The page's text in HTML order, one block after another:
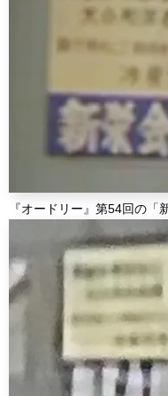
『オードリー』第54回の「